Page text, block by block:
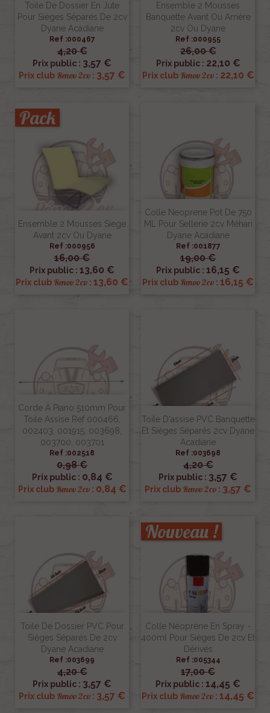
Toile De Dossier En Jute
Pour Sièges Séparés De 2cv
Dyane Acadiane
Ref :000467
4,20 €
Prix public : 3,57 €
Prix club Renov 2cv : 3,57 €
Ensemble 2 Mousses
Banquette Avant Ou Arrière
2cv Ou Dyane
Ref :000955
26,00 €
Prix public : 22,10 €
Prix club Renov 2cv: 22,10 €
Ensemble 2 Mousses Siege
Avant 2cv Ou Dyane
Ref :000956
16,00 €
Prix public : 13,60 €
Prix club Renov 2cv : 13,60 €
Pack
Colle Neoprene Pot De 750
ML Pour Sellerie 2cv Méhari
Dyane Acadiane
Ref :001877
19,00 €
Prix public : 16,15 €
Prix club Renov 2cv : 16,15 €
Corde À Piano 510mm Pour
Toile Assise Ref 000466,
002403, 001915, 003698,
003700, 003701
Ref :002518
0,98 €
Prix public : 0,84 €
Prix club Renov 2cv: 0,84 €
Toile D'assise PVC Banquette
Et Sièges Séparés 2cv Dyane
Acadiane
Ref :003698
4,20 €
Prix public : 3,57 €
Prix club Renov 2cv : 3,57 €
Toile De Dossier PVC Pour
Sièges Séparés De 2cv
Dyane Acadiane
Ref :003699
4,20 €
Prix public : 3,57 €
Prix club Renov 2cv : 3,57 €
Colle Néoprène En Spray -
400ml Pour Sièges De 2cv Et
Dérivés
Ref :005344
17,00 €
Prix public : 14,45 €
Prix club Renov 2cv : 14,45 €
Nouveau !